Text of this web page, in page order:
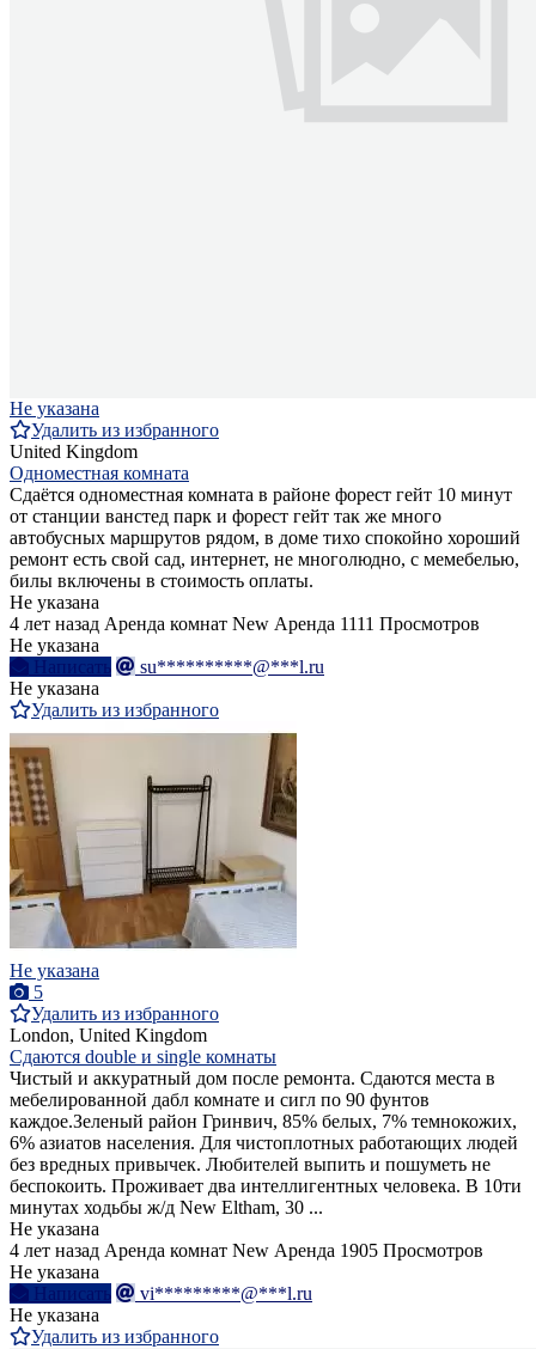
Не указана
Удалить из избранного
United Kingdom
Одноместная комната
Сдаётся одноместная комната в районе форест гейт 10 минут
от станции ванстед парк и форест гейт так же много
автобусных маршрутов рядом, в доме тихо спокойно хороший
ремонт есть свой сад, интернет, не многолюдно, с мемебелью,
билы включены в стоимость оплаты.
Не указана
4 лет назад Аренда комнат New Аренда 1111 Просмотров
Не указана
Написать
su**********@***l.ru
Не указана
Удалить из избранного
Не указана
5
Удалить из избранного
London, United Kingdom
Сдаются double и single комнаты
Чистый и аккуратный дом после ремонта. Сдаются места в
мебелированной дабл комнате и сигл по 90 фунтов
каждое.Зеленый район Гринвич, 85% белых, 7% темнокожих,
6% азиатов населения. Для чистоплотных работающих людей
без вредных привычек. Любителей выпить и пошуметь не
беспокоить. Проживает два интеллигентных человека. В 10ти
минутах ходьбы ж/д New Eltham, 30 ...
Не указана
4 лет назад Аренда комнат New Аренда 1905 Просмотров
Не указана
Написать
vi*********@***l.ru
Не указана
Удалить из избранного